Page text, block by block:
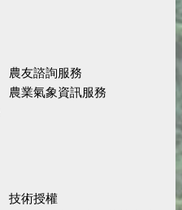
農友諮詢服務
農業氣象資訊服務
技術授權